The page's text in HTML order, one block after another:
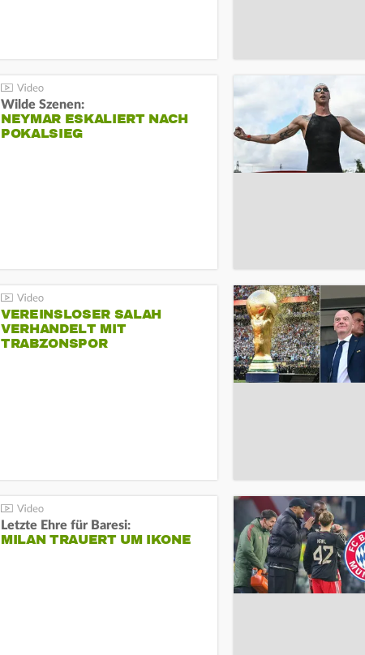
Wilde Szenen:
NEYMAR ESKALIERT NACH
POKALSIEG
VEREINSLOSER SALAH
VERHANDELT MIT
TRABZONSPOR
Letzte Ehre für Baresi:
MILAN TRAUERT UM IKONE